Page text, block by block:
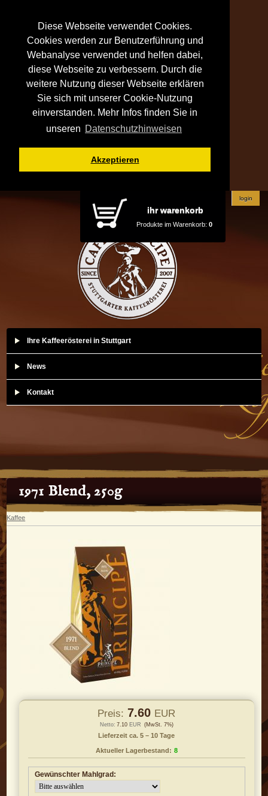
Diese Webseite verwendet Cookies.
Cookies werden zur Benutzerführung und
Webanalyse verwendet und helfen dabei,
diese Webseite zu verbessern. Durch die
weitere Nutzung dieser Webseite erklären
Sie sich mit unserer Cookie-Nutzung
einverstanden. Mehr Infos finden Sie in
unseren Datenschutzhinweisen
Akzeptieren
ihr warenkorb
Produkte im Warenkorb: 0
login
Ihre Kaffeerösterei in Stuttgart
News
Kontakt
1971 Blend, 250g
Kaffee
Preis: 7.60 EUR
Netto: 7.10 EUR (MwSt. 7%)
Lieferzeit ca. 5 – 10 Tage
Aktueller Lagerbestand: 8
Gewünschter Mahlgrad: